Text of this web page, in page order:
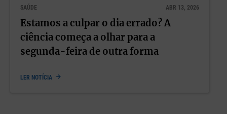
SAÚDE ABR 13, 2026
Estamos a culpar o dia errado? A
ciência começa a olhar para a
segunda-feira de outra forma
LER NOTÍCIA